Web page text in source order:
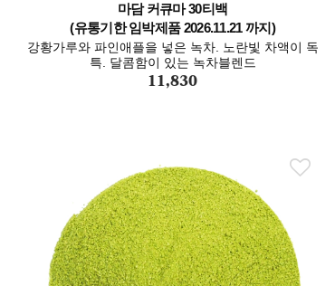
마담 커큐마 30티백
(유통기한 임박제품 2026.11.21 까지)
강황가루와 파인애플을 넣은 녹차. 노란빛 차액이 독
특. 달콤함이 있는 녹차블렌드
11,830